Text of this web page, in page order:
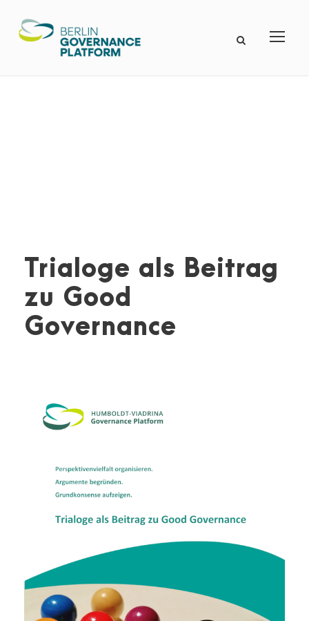
Trialoge als Beitrag
zu Good
Governance